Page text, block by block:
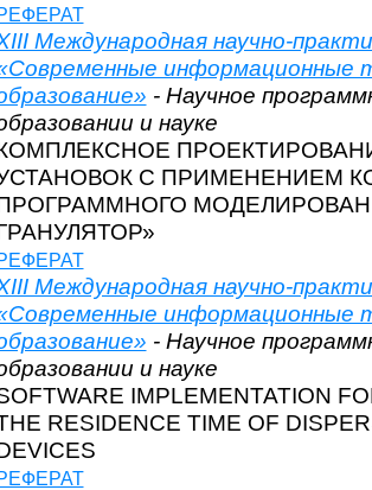
Международная научно-
информационные
- Научное
и науке
С ПРИМЕНЕНИЕМ
Международная научно-
информационные
- Научное
и науке
IMPLEMENTATION
RESIDENCE TIME OF